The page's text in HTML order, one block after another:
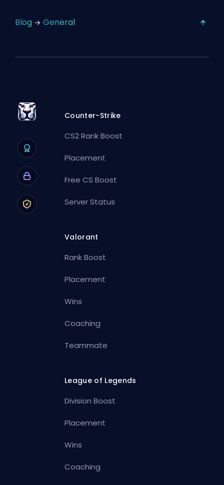
Blog General
Counter-Strike
CS2 Rank Boost
Placement
Free CS Boost
Server Status
Valorant
Rank Boost
Placement
Wins
Coaching
Teammate
League of Legends
Division Boost
Placement
Wins
Coaching